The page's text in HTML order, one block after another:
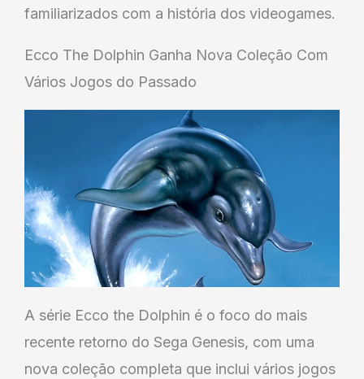
familiarizados com a história dos videogames.
Ecco The Dolphin Ganha Nova Coleção Com
Vários Jogos do Passado
A série Ecco the Dolphin é o foco do mais
recente retorno do Sega Genesis, com uma
nova coleção completa que inclui vários jogos